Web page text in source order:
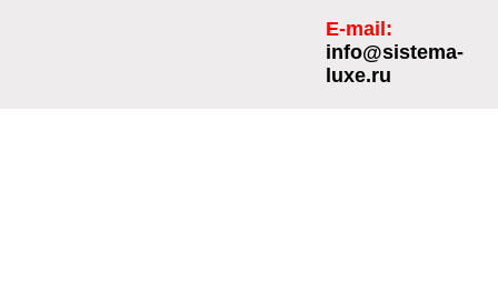
E-mail:
info@sistema-
luxe.ru